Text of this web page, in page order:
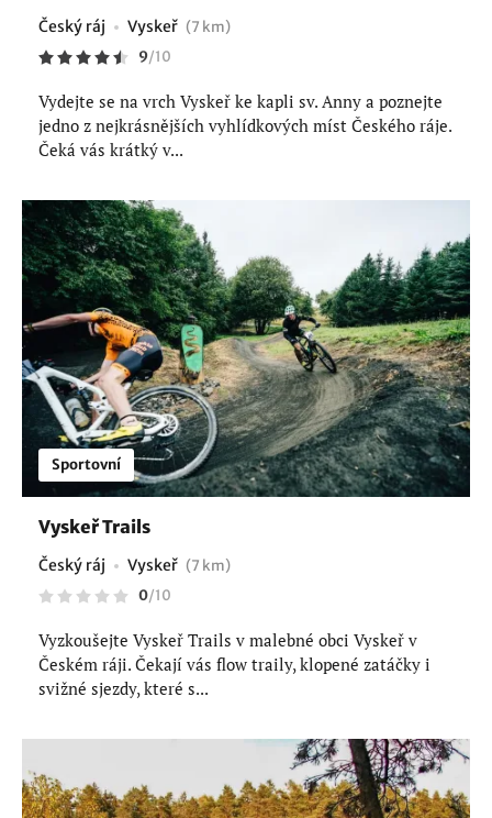
Český ráj Vyskeř (7 km)
9/10
Vydejte se na vrch Vyskeř ke kapli sv. Anny a poznejte
jedno z nejkrásnějších vyhlídkových míst Českého ráje.
Čeká vás krátký v...
Sportovní
Vyskeř Trails
Český ráj Vyskeř (7 km)
0/10
Vyzkoušejte Vyskeř Trails v malebné obci Vyskeř v
Českém ráji. Čekají vás flow traily, klopené zatáčky i
svižné sjezdy, které s...